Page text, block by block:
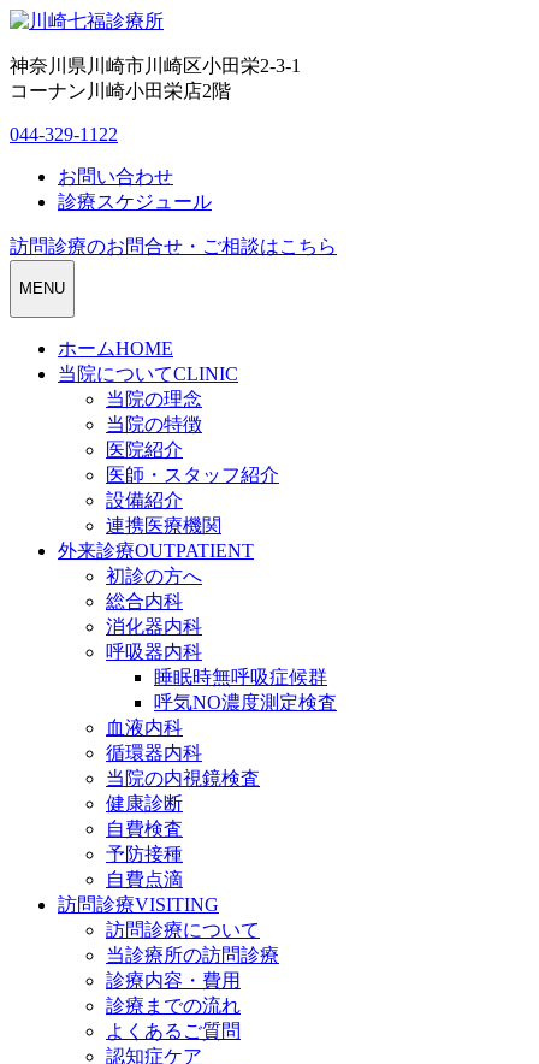
神奈川県川崎市川崎区小田栄2-3-1
コーナン川崎小田栄店2階
044-329-1122
お問い合わせ
診療スケジュール
訪問診療のお問合せ・ご相談はこちら
MENU
ホームHOME
当院についてCLINIC
当院の理念
当院の特徴
医院紹介
医師・スタッフ紹介
設備紹介
連携医療機関
外来診療OUTPATIENT
初診の方へ
総合内科
消化器内科
呼吸器内科
睡眠時無呼吸症候群
呼気NO濃度測定検査
血液内科
循環器内科
当院の内視鏡検査
健康診断
自費検査
予防接種
自費点滴
訪問診療VISITING
訪問診療について
当診療所の訪問診療
診療内容・費用
診療までの流れ
よくあるご質問
認知症ケア